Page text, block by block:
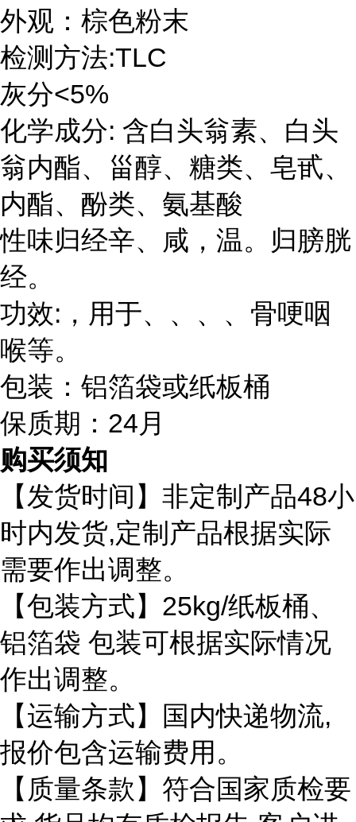
外观：棕色粉末
检测方法:TLC
灰分<5%
化学成分: 含白头翁素、白头
翁内酯、
甾醇、糖类、 皂甙、
内酯、酚类、 氨基酸
性味归经辛、咸，温。归膀胱
经。
功效: ，用于、、、、骨哽咽
喉等。
包装：铝箔袋或纸板桶
保质期： 24月
购买须知
【发货时间】非定制产品48小
时内发货,定制产品根据实际
需要作出调整。
【包装方式】 25kg/纸板桶、
铝箔袋 包装可根据实际情况
作出调整。
【运输方式】国内快递物流,
报价包含运输费用。
【质量条款】符合国家质检要